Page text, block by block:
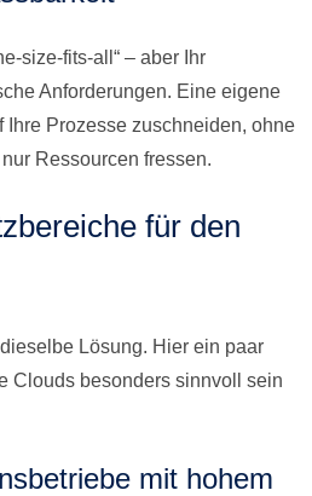
size-fits-all“ – aber Ihr
Anforderungen. Eine eigene
Ihre Prozesse zuschneiden, ohne
Ressourcen fressen.
für den
Lösung. Hier ein paar
Clouds besonders sinnvoll sein
mit hohem